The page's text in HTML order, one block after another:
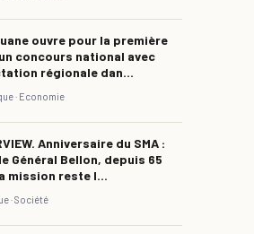
ouvre pour la première
concours national avec
régionale dan...
· Economie
Anniversaire du SMA :
Général Bellon, depuis 65
mission reste l...
·Société